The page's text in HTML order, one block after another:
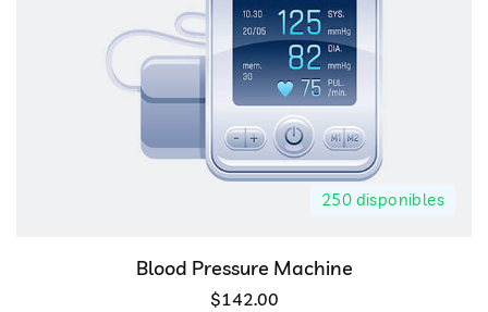
250 disponibles
Blood Pressure Machine
$142.00